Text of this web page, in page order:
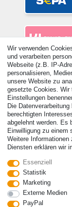
© Copyright 2026 | Alle
Preisangaben inkl.
Lieferungen nach
Vertrag
Wir verwenden
und verarbeiten
Webseite (z.B. IP-
personalisieren,
unsere Website zu
gesetzte Cookies. Wir
Einstellungen
Die
berechtigten
abgelehnt werden. Es
Einwilligung zu einem
Weitere Informationen
Diensten erklären wir
Essenziell
Statistik
Marketing
Externe Medien
PayPal